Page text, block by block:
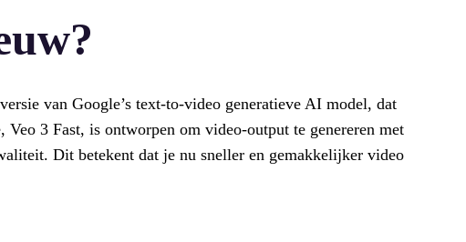
van Google’s text-to-video generatieve AI model, dat
Veo 3 Fast, is ontworpen om video-output te genereren met
Dit betekent dat je nu sneller en gemakkelijker video